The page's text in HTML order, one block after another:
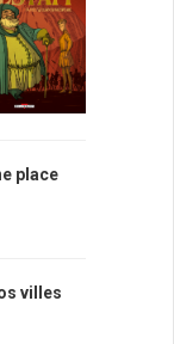
place
villes